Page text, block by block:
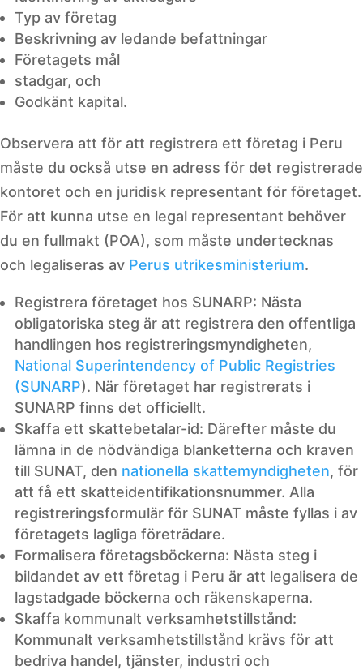
Typ av företag
Beskrivning av ledande befattningar
Företagets mål
stadgar, och
Godkänt kapital.
Observera att för att registrera ett företag i Peru
måste du också utse en adress för det registrerade
kontoret och en juridisk representant för företaget.
För att kunna utse en legal representant behöver
du en fullmakt (POA), som måste undertecknas
och legaliseras av Perus utrikesministerium.
Registrera företaget hos SUNARP: Nästa
obligatoriska steg är att registrera den offentliga
handlingen hos registreringsmyndigheten,
National Superintendency of Public Registries
(SUNARP). När företaget har registrerats i
SUNARP finns det officiellt.
Skaffa ett skattebetalar-id: Därefter måste du
lämna in de nödvändiga blanketterna och kraven
till SUNAT, den nationella skattemyndigheten, för
att få ett skatteidentifikationsnummer. Alla
registreringsformulär för SUNAT måste fyllas i av
företagets lagliga företrädare.
Formalisera företagsböckerna: Nästa steg i
bildandet av ett företag i Peru är att legalisera de
lagstadgade böckerna och räkenskaperna.
Skaffa kommunalt verksamhetstillstånd:
Kommunalt verksamhetstillstånd krävs för att
bedriva handel, tjänster, industri och